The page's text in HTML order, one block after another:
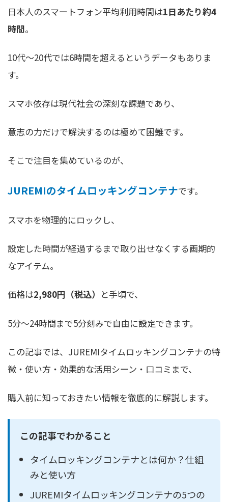
日本人のスマートフォン平均利用時間は1日あたり約4
時間。
10代〜20代では6時間を超えるというデータもありま
す。
スマホ依存は現代社会の深刻な課題であり、
意志の力だけで解決するのは極めて困難です。
そこで注目を集めているのが、
JUREMIのタイムロッキングコンテナです。
スマホを物理的にロックし、
設定した時間が経過するまで取り出せなくする画期的
なアイテム。
価格は2,980円（税込） と手頃で、
5分〜24時間まで5分刻みで自由に設定できます。
この記事では、JUREMIタイムロッキングコンテナの特
徴・使い方・効果的な活用シーン・口コミまで、
購入前に知っておきたい情報を徹底的に解説します。
この記事でわかること
タイムロッキングコンテナとは何か？仕組
みと使い方
JUREMIタイムロッキングコンテナの5つの